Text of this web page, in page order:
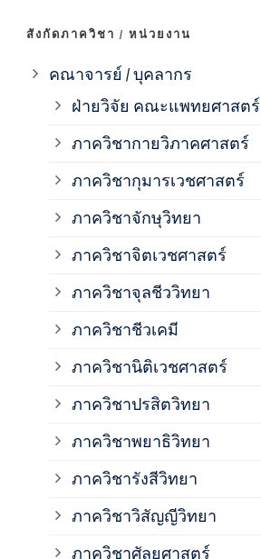
สังกัดภาควิชา / หน่วยงาน
คณาจารย์ / บุคลากร
ฝ่ายวิจัย คณะแพทยศาสตร์
ภาควิชากายวิภาคศาสตร์
ภาควิชากุมารเวชศาสตร์
ภาควิชาจักษุวิทยา
ภาควิชาจิตเวชศาสตร์
ภาควิชาจุลชีววิทยา
ภาควิชาชีวเคมี
ภาควิชานิติเวชศาสตร์
ภาควิชาปรสิตวิทยา
ภาควิชาพยาธิวิทยา
ภาควิชารังสีวิทยา
ภาควิชาวิสัญญีวิทยา
ภาควิชาศัลยศาสตร์